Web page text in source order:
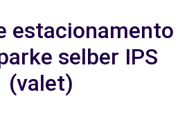
estacionamento
selber IPS
(valet)